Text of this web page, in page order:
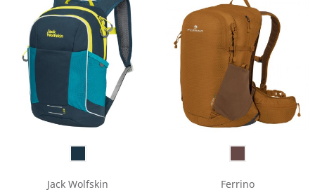
Jack Wolfskin Ferrino